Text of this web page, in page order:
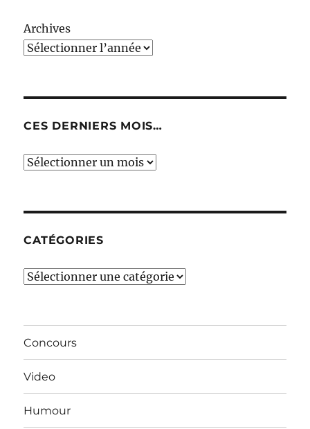
Archives
CES DERNIERS MOIS…
Ces
CATÉGORIES
Catégories
Concours
Video
Humour